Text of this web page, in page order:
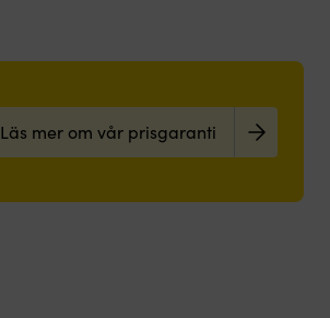
Läs mer om vår prisgaranti